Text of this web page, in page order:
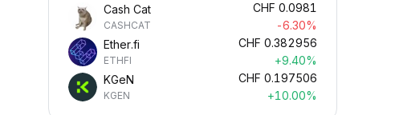
Cash Cat
CASHCAT
CHF 0.0981
-6.30%
Ether.fi
ETHFI
CHF 0.382956
+9.40%
KGeN
KGEN
CHF 0.197506
+10.00%